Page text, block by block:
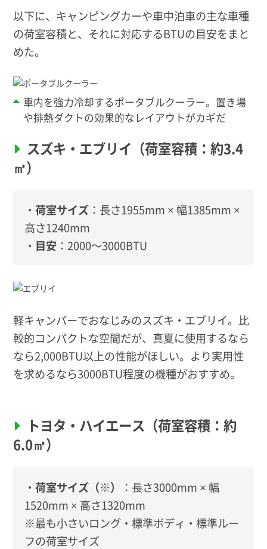
以下に、キャンピングカーや車中泊車の主な車種
の荷室容積と、それに対応するBTUの目安をまと
めた。
車内を強力冷却するポータブルクーラー。置き場
や排熱ダクトの効果的なレイアウトがカギだ
スズキ・エブリイ（荷室容積：約3.4
㎥）
・ 荷室サイズ：長さ1955mm × 幅1385mm ×
高さ1240mm
・ 目安：2000～3000BTU
軽キャンパーでおなじみのスズキ・エブリイ。比
較的コンパクトな空間だが、真夏に使用するなら
なら2,000BTU以上の性能がほしい。より実用性
を求めるなら3000BTU程度の機種がおすすめ。
トヨタ・ハイエース（荷室容積：約
6.0㎥）
・ 荷室サイズ（※）
：長さ3000mm × 幅
1520mm × 高さ1320mm
※最も小さいロング・標準ボディ・標準ルー
フの荷室サイズ